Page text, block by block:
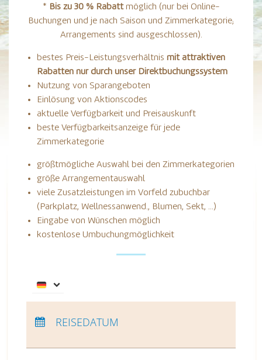
* Bis zu 30 % Rabattmöglich (nur bei Online-
Buchungen und je nach Saison und Zimmerkategorie;
Arrangements sind ausgeschlossen).
bestes Preis-Leistungsverhältnis mit attraktiven
Rabatten nur durch unser Direktbuchungssystem
Nutzung von Sparangeboten
Einlösung von Aktionscodes
aktuelle Verfügbarkeit und Preisauskunft
beste Verfügbarkeitsanzeige für jede
Zimmerkategorie
größtmögliche Auswahl bei den Zimmerkategorien
größe Arrangementauswahl
viele Zusatzleistungen im Vorfeld zubuchbar
(Parkplatz, Wellnessanwend., Blumen, Sekt, …)
Eingabe von Wünschen möglich
kostenlose Umbuchungmöglichkeit
ABREISE:KEINE AUSWAHL
REISEDATUM